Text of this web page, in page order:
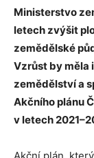
Ministerstvo
letech zvýšit
zemědělské
Vzrůst by měla
zemědělství a
Akčního plánu
v letech